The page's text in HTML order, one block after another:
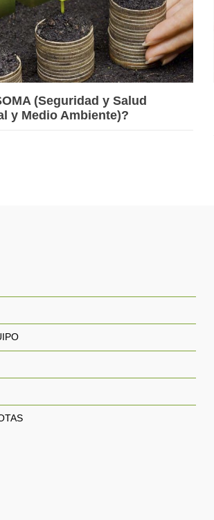
(Seguridad y Salud
y Medio Ambiente)?